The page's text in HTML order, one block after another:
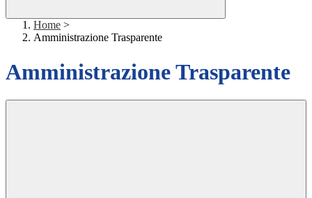
Home >
Amministrazione Trasparente
Amministrazione Trasparente